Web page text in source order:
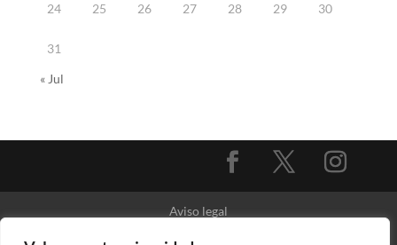
24 25 26 27 28 29 30
31
« Jul
Aviso legal